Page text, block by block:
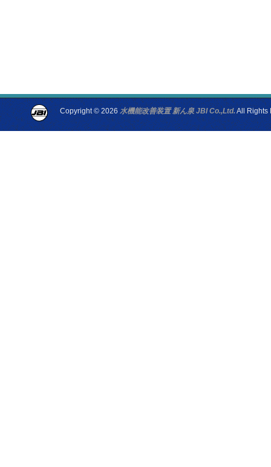
Copyright © 2026水機能改善装置 新ん泉 JBI Co.,Ltd.All Rights